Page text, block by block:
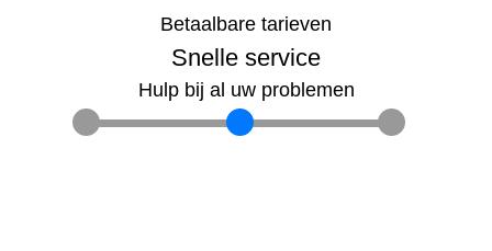
Betaalbare tarieven
Snelle service
Hulp bij al uw problemen